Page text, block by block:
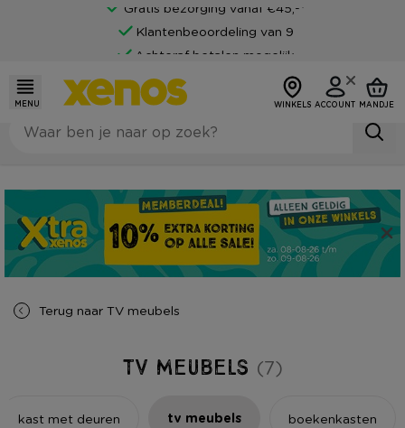
Gratis bezorging vanaf €45,-*
Klantenbeoordeling van 9
Achteraf betalen mogelijk
MENU WINKELS ACCOUNT MANDJE
Terug naar TV meubels
TV meubels (7)
kast met deuren tv meubels boekenkasten